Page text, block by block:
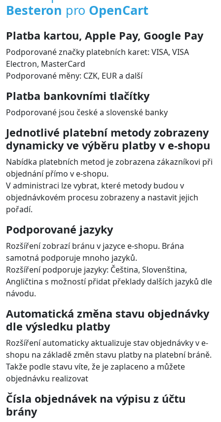
Besteron pro OpenCart
Platba kartou, Apple Pay, Google Pay
Podporované značky platebních karet: VISA, VISA
Electron, MasterCard
Podporované měny: CZK, EUR a další
Platba bankovními tlačítky
Podporované jsou české a slovenské banky
Jednotlivé platební metody zobrazeny
dynamicky ve výběru platby v e-shopu
Nabídka platebních metod je zobrazena zákazníkovi při
objednání přímo v e-shopu.
V administraci lze vybrat, které metody budou v
objednávkovém procesu zobrazeny a nastavit jejich
pořadí.
Podporované jazyky
Rozšíření zobrazí bránu v jazyce e-shopu. Brána
samotná podporuje mnoho jazyků.
Rozšíření podporuje jazyky: Čeština, Slovenština,
Angličtina s možností přidat překlady dalších jazyků dle
návodu.
Automatická změna stavu objednávky
dle výsledku platby
Rozšíření automaticky aktualizuje stav objednávky v e-
shopu na základě změn stavu platby na platební bráně.
Takže podle stavu víte, že je zaplaceno a můžete
objednávku realizovat
Čísla objednávek na výpisu z účtu
brány